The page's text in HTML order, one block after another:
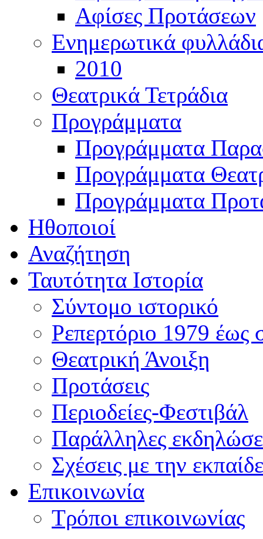
Αφίσες Προτάσεων
Ενημερωτικά
2010
Θεατρικά Τετράδια
Προγράμματα
Προγράμματα
Προγράμματα
Προγράμματα
Ηθοποιοί
Αναζήτηση
Ταυτότητα Ιστορία
Σύντομο ιστορικό
Ρεπερτόριο 1979 έως
Θεατρική Άνοιξη
Προτάσεις
Περιοδείες-Φεστιβάλ
Παράλληλες
Σχέσεις με την
Επικοινωνία
Τρόποι επικοινωνίας